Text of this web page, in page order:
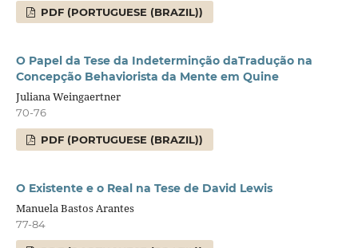
PDF (PORTUGUESE (BRAZIL))
O Papel da Tese da Indeterminção daTradução na
Concepção Behaviorista da Mente em Quine
Juliana Weingaertner
70-76
PDF (PORTUGUESE (BRAZIL))
O Existente e o Real na Tese de David Lewis
Manuela Bastos Arantes
77-84